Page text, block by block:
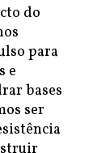
do
para
e
bases
ser